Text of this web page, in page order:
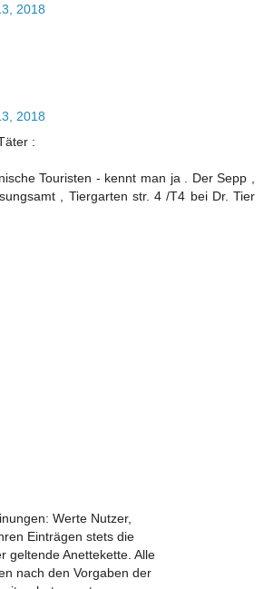
2018
2018
:
Touristen - kennt man ja . Der Sepp ,
, Tiergarten str. 4 /T4 bei Dr. Tier
Werte Nutzer,
Einträgen stets die
geltende Anettekette. Alle
nach den Vorgaben der